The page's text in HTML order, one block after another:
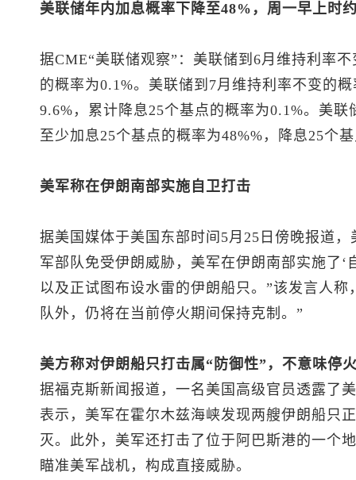
美联储年内加息概率下降至48%，周一早上时
据CME“美联储观察”：美联储到6月维持利率
的概率为0.1%。美联储到7月维持利率不变的
9.6%，累计降息25个基点的概率为0.1%。美
至少加息25个基点的概率为48%%，降息25个
美军称在伊朗南部实施自卫打击
据美国媒体于美国东部时间5月25日傍晚报道
军部队免受伊朗威胁，美军在伊朗南部实施了
以及正试图布设水雷的伊朗船只。”该发言人
队外，仍将在当前停火期间保持克制。”
美方称对伊朗船只打击属“防御性”，不意味停
据福克斯新闻报道，一名美国高级官员透露了
表示，美军在霍尔木兹海峡发现两艘伊朗船只
灭。此外，美军还打击了位于阿巴斯港的一个
瞄准美军战机，构成直接威胁。